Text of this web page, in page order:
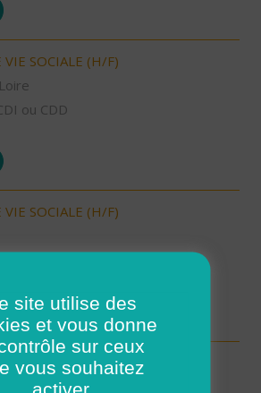
SOCIALE (H/F)
ou CDD
SOCIALE (H/F)
ou CDD
(H/F)
site utilise des
et vous donne
sur ceux
vous souhaitez
activer